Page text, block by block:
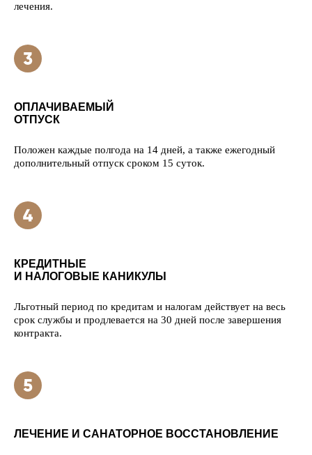
лечения.
ОПЛАЧИВАЕМЫЙ
ОТПУСК
Положен каждые полгода на 14 дней, а также ежегодный
дополнительный отпуск сроком 15 суток.
КРЕДИТНЫЕ
И НАЛОГОВЫЕ КАНИКУЛЫ
Льготный период по кредитам и налогам действует на весь
срок службы и продлевается на 30 дней после завершения
контракта.
ЛЕЧЕНИЕ И САНАТОРНОЕ ВОССТАНОВЛЕНИЕ